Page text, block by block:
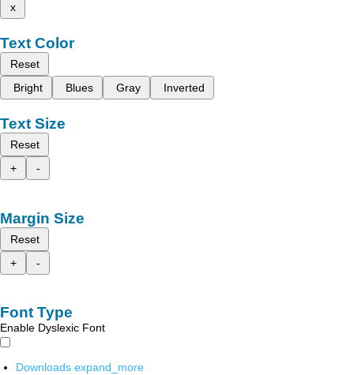
x
Text Color
Reset
Bright
Blues Gray Inverted
Text Size
Reset
+
-
Margin Size
Reset
+
-
Font Type
Enable Dyslexic Font
Downloads expand_more